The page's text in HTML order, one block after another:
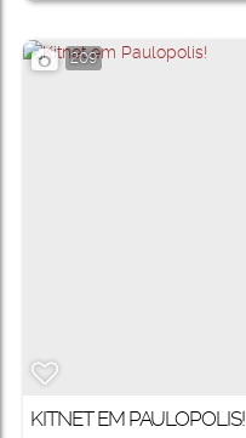
209
KITNET EM PAULOPOLIS!